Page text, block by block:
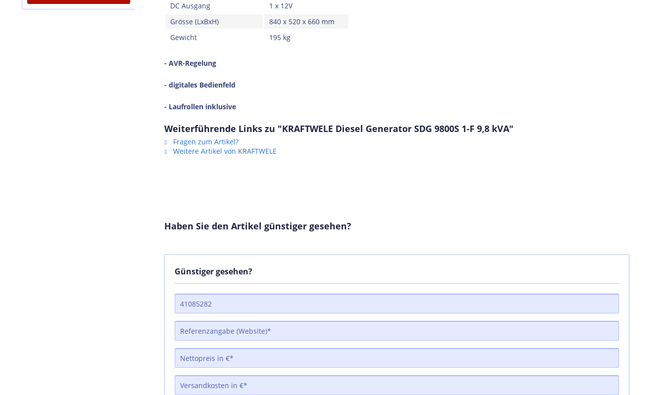
DC Ausgang
1 x 12V
Grösse (LxBxH)
840 x 520 x 660 mm
Gewicht
195 kg
- AVR-Regelung
- digitales Bedienfeld
- Laufrollen inklusive
Weiterführende Links zu "KRAFTWELE Diesel Generator SDG 9800S 1-F 9,8 kVA"
Fragen zum Artikel?
Weitere Artikel von KRAFTWELE
Haben Sie den Artikel günstiger gesehen?
Günstiger gesehen?